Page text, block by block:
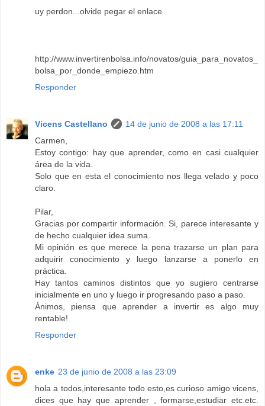
uy perdon...olvide pegar el enlace
http://www.invertirenbolsa.info/novatos/guia_para_novatos_
bolsa_por_donde_empiezo.htm
Responder
Vicens Castellano
14 de junio de 2008 a las 17:11
Carmen,
Estoy contigo: hay que aprender, como en casi cualquier
área de la vida.
Solo que en esta el conocimiento nos llega velado y poco
claro.
Pilar,
Gracias por compartir información. Si, parece interesante y
de hecho cualquier idea suma.
Mi opinión es que merece la pena trazarse un plan para
adquirir conocimiento y luego lanzarse a ponerlo en
práctica.
Hay tantos caminos distintos que yo sugiero centrarse
inicialmente en uno y luego ir progresando paso a paso.
Ánimos, piensa que aprender a invertir es algo muy
rentable!
Responder
enke 23 de junio de 2008 a las 23:09
hola a todos,interesante todo esto,es curioso amigo vicens,
dices que hay que aprender , formarse,estudiar etc.etc.